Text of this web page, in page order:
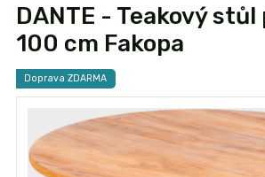
DANTE - Teakový
100 cm Fakopa
Doprava ZDARMA